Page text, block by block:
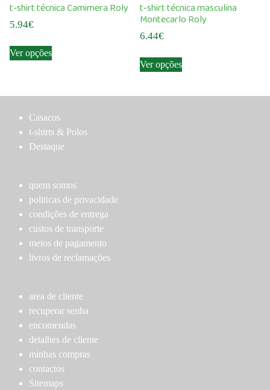
may
on
t-shirt técnica Camimera Roly
5.94€
Ver opçõesproduct
The
options
may
on
the
product
page
t-shirt técnica masculina
Montecarlo Roly
6.44€
Ver opçõesproduct
multiple
Casacos
t-shirts & Polos
Destaque
quem somos
politicas de privacidade
condições de entrega
custos de transporte
meios de pagamento
livros de reclamações
area de cliente
recuperar senha
encomendas
detalhes de cliente
minhas compras
contactos
Sitemaps